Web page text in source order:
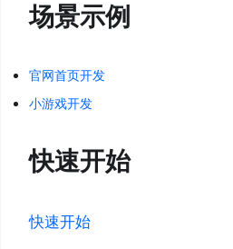
场景示例
官网首页开发
小游戏开发
快速开始
快速开始